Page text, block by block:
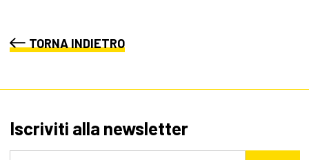
TORNA INDIETRO
Iscriviti alla newsletter